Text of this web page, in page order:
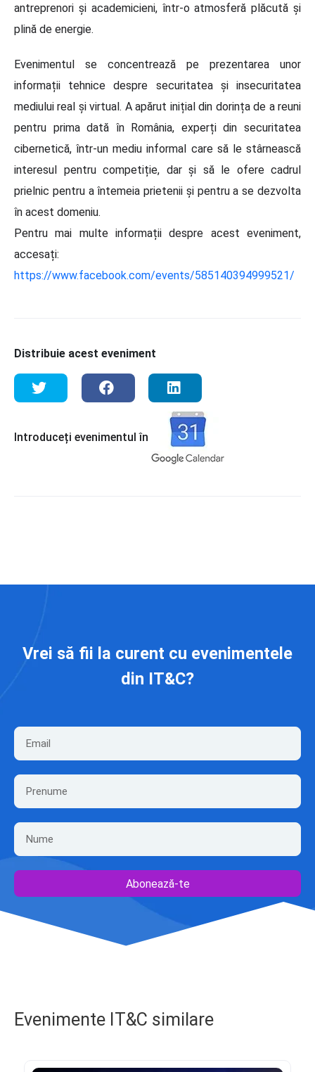
antreprenori și academicieni, într-o atmosferă plăcută și
plină de energie.
Evenimentul se concentrează pe prezentarea unor
informații tehnice despre securitatea și insecuritatea
mediului real și virtual. A apărut inițial din dorința de a reuni
pentru prima dată în România, experți din securitatea
cibernetică, într-un mediu informal care să le stârnească
interesul pentru competiție, dar și să le ofere cadrul
prielnic pentru a întemeia prietenii și pentru a se dezvolta
în acest domeniu.
Pentru mai multe informații despre acest eveniment,
accesați:
https://www.facebook.com/events/585140394999521/
Distribuie acest eveniment
Introduceți evenimentul în
Vrei să fii la curent cu evenimentele
din IT&C?
Abonează-te
Evenimente IT&C similare